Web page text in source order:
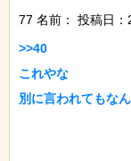
77 名前：
投稿日
>>40
これやな
別に言われてもな